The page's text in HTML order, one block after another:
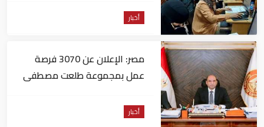
أخبار
مصر: الإعلان عن 3070 فرصة
عمل بمجموعة طلعت مصطفى
أخبار